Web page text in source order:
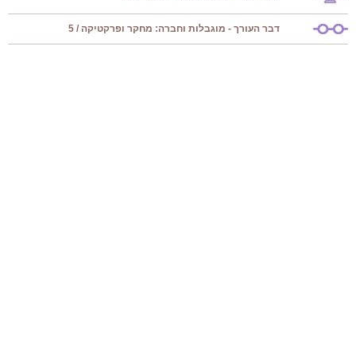
דבר העורך - מוגבלות וחברה: מחקר ופרקטיקה / 5